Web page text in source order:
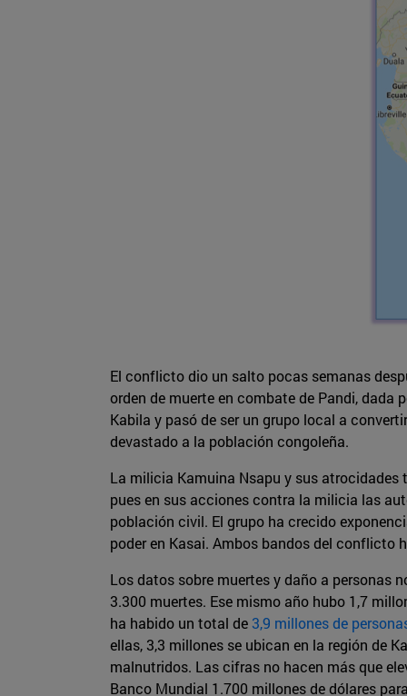
El conflicto dio un salto pocas semanas
orden de muerte en combate de Pandi,
Kabila y pasó de ser un grupo local a
devastado a la población congoleña.
La milicia Kamuina Nsapu y sus atrocidades
pues en sus acciones contra la milicia las
población civil. El grupo ha crecido
poder en Kasai. Ambos bandos del conflicto
Los datos sobre muertes y daño a personas
3.300 muertes. Ese mismo año hubo 1,7
ha habido un total de 3,9 millones de
ellas, 3,3 millones se ubican en la región de
malnutridos. Las cifras no hacen más que
Banco Mundial 1.700 millones de dólares